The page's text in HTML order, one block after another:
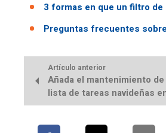
3 formas en que un filtro
Preguntas frecuentes
Artículo anterior
Añada el mantenimiento
lista de tareas navideñas